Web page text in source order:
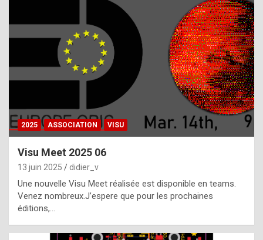
h
a
t
t
e
2025 ASSOCIATION VISU
Visu Meet 2025 06
13 juin 2025 didier_v
Une nouvelle Visu Meet réalisée est disponible en teams.
Venez nombreux.J’espere que pour les prochaines
éditions,…